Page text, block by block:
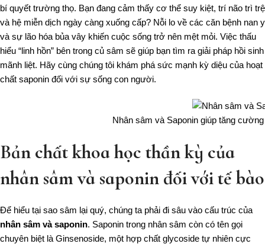
bí quyết trường thọ. Bạn đang cảm thấy cơ thể suy kiệt, trí não trì trệ
và hệ miễn dịch ngày càng xuống cấp? Nỗi lo về các căn bệnh nan y
và sự lão hóa bủa vây khiến cuộc sống trở nên mệt mỏi. Việc thấu
hiểu “linh hồn” bên trong củ sâm sẽ giúp bạn tìm ra giải pháp hồi sinh
mãnh liệt. Hãy cùng chúng tôi khám phá sức mạnh kỳ diệu của hoạt
chất saponin đối với sự sống con người.
Nhân sâm và Saponin giúp tăng
Bản chất khoa học thần kỳ của
nhân sâm và saponin đối với tế bào
Để hiểu tại sao sâm lại quý, chúng ta phải đi sâu vào cấu trúc của
nhân sâm và saponin. Saponin trong nhân sâm còn có tên gọi
chuyên biệt là Ginsenoside, một hợp chất glycoside tự nhiên cực